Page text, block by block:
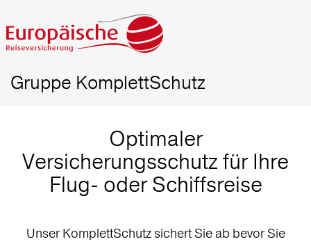
Gruppe KomplettSchutz
Optimaler
Versicherungsschutz für Ihre
Flug- oder Schiffsreise
Unser KomplettSchutz sichert Sie ab bevor Sie